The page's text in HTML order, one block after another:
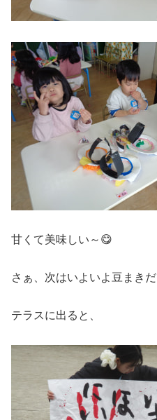
甘くて美味しい～😋
さぁ、次はいよいよ豆まき
テラスに出ると、